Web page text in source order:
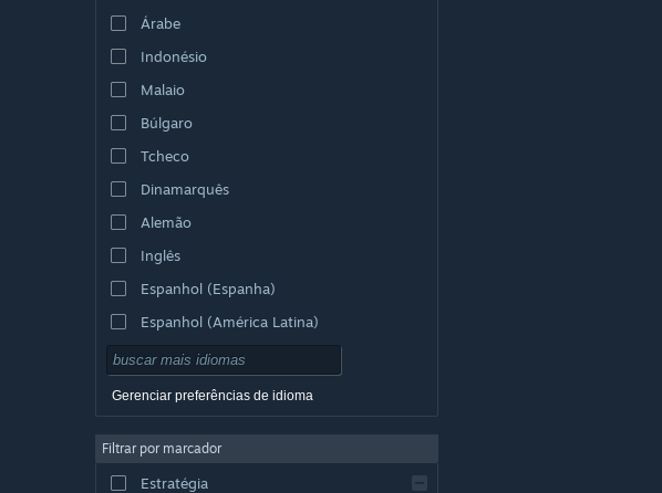
Árabe
Indonésio
Malaio
Búlgaro
Tcheco
Dinamarquês
Alemão
Inglês
Espanhol (Espanha)
Espanhol (América Latina)
Gerenciar preferências de idioma
Filtrar por marcador
Estratégia